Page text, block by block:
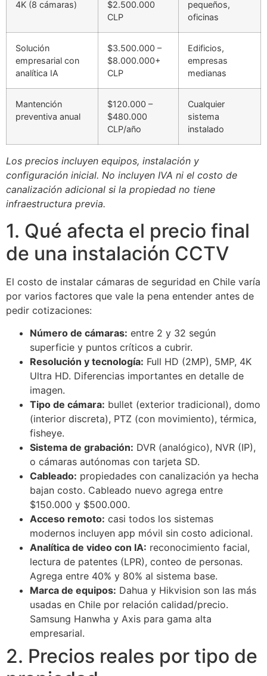
4K (8 cámaras)
$2.500.000
CLP
pequeños,
oficinas
Solución
empresarial con
analítica IA
$3.500.000 –
$8.000.000+
CLP
Edificios,
empresas
medianas
Mantención
preventiva anual
$120.000 –
$480.000
CLP/año
Cualquier
sistema
instalado
Los precios incluyen equipos, instalación y
configuración inicial. No incluyen IVA ni el costo de
canalización adicional si la propiedad no tiene
infraestructura previa.
1. Qué afecta el precio final
de una instalación CCTV
El costo de instalar cámaras de seguridad en Chile varía
por varios factores que vale la pena entender antes de
pedir cotizaciones:
Número de cámaras: entre 2 y 32 según
superficie y puntos críticos a cubrir.
Resolución y tecnología: Full HD (2MP), 5MP, 4K
Ultra HD. Diferencias importantes en detalle de
imagen.
Tipo de cámara: bullet (exterior tradicional), domo
(interior discreta), PTZ (con movimiento), térmica,
fisheye.
Sistema de grabación: DVR (analógico), NVR (IP),
o cámaras autónomas con tarjeta SD.
Cableado: propiedades con canalización ya hecha
bajan costo. Cableado nuevo agrega entre
$150.000 y $500.000.
Acceso remoto: casi todos los sistemas
modernos incluyen app móvil sin costo adicional.
Analítica de video con IA: reconocimiento facial,
lectura de patentes (LPR), conteo de personas.
Agrega entre 40% y 80% al sistema base.
Marca de equipos: Dahua y Hikvision son las más
usadas en Chile por relación calidad/precio.
Samsung Hanwha y Axis para gama alta
empresarial.
2. Precios reales por tipo de